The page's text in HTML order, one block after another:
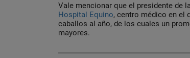
Vale mencionar que el presidente de
Hospital Equino, centro médico en el
caballos al año, de los cuales un
mayores.